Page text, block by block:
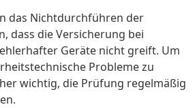
das Nichtdurchführen der
dass die Versicherung bei
Geräte nicht greift. Um
Probleme zu
wichtig, die Prüfung regelmäßig